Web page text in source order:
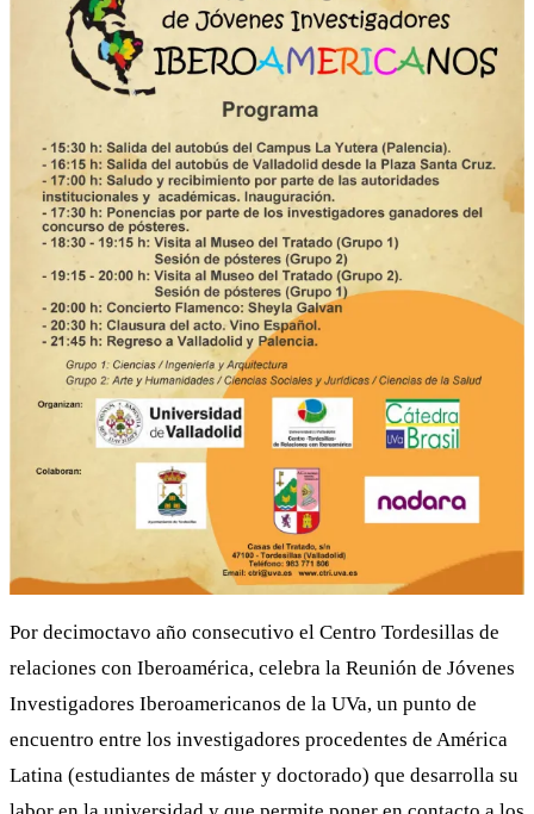
Por decimoctavo año consecutivo el Centro Tordesillas de
relaciones con Iberoamérica, celebra la Reunión de Jóvenes
Investigadores Iberoamericanos de la UVa, un punto de
encuentro entre los investigadores procedentes de América
Latina (estudiantes de máster y doctorado) que desarrolla su